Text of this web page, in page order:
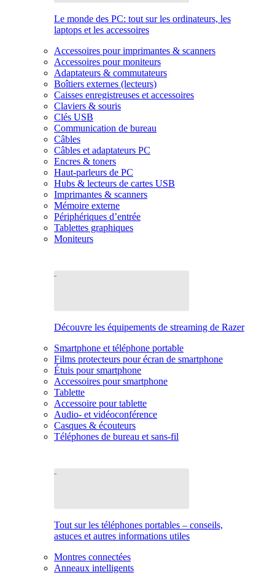
Le monde des PC: tout sur les ordinateurs, les
laptops et les accessoires
Accessoires pour imprimantes & scanners
Accessoires pour moniteurs
Adaptateurs & commutateurs
Boîtiers externes (lecteurs)
Caisses enregistreuses et accessoires
Claviers & souris
Clés USB
Communication de bureau
Câbles
Câbles et adaptateurs PC
Encres & toners
Haut-parleurs de PC
Hubs & lecteurs de cartes USB
Imprimantes & scanners
Mémoire externe
Périphériques d’entrée
Tablettes graphiques
Moniteurs
Découvre les équipements de streaming de Razer
Smartphone et téléphone portable
Films protecteurs pour écran de smartphone
Étuis pour smartphone
Accessoires pour smartphone
Tablette
Accessoire pour tablette
Audio- et vidéoconférence
Casques & écouteurs
Téléphones de bureau et sans-fil
Tout sur les téléphones portables – conseils,
astuces et autres informations utiles
Montres connectées
Anneaux intelligents